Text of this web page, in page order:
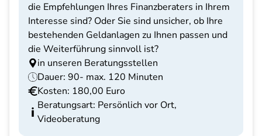
die Empfehlungen Ihres Finanzberaters in Ihrem
Interesse sind? Oder Sie sind unsicher, ob Ihre
bestehenden Geldanlagen zu Ihnen passen und
die Weiterführung sinnvoll ist?
in unseren Beratungsstellen
Dauer: 90- max. 120 Minuten
Kosten: 180,00 Euro
Beratungsart: Persönlich vor Ort,
Videoberatung